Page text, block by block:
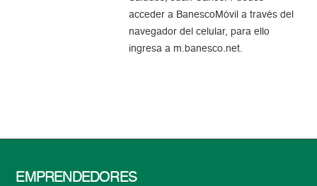
acceder a BanescoMóvil a través del
navegador del celular, para ello
ingresa a m.banesco.net.
EMPRENDEDORES